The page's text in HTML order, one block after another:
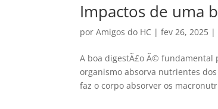
Impactos de uma
porAmigos do HC |fev 26, 2025 |
A boa digestÃ£o Ã©
organismo absorva nutrientes
faz o corpo absorver os